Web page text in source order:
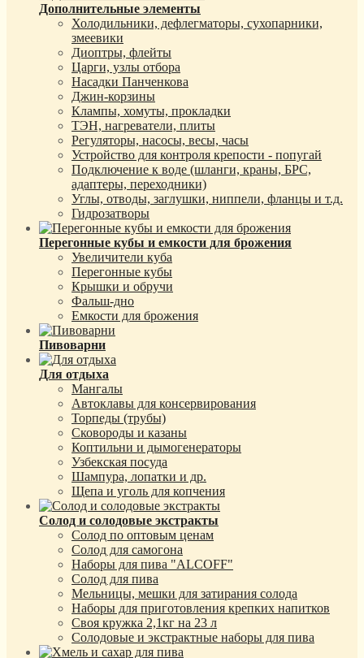
Дополнительные элементы
Холодильники, дефлегматоры, сухопарники,
змеевики
Диоптры, флейты
Царги, узлы отбора
Насадки Панченкова
Джин-корзины
Клампы, хомуты, прокладки
ТЭН, нагреватели, плиты
Регуляторы, насосы, весы, часы
Устройство для контроля крепости - попугай
Подключение к воде (шланги, краны, БРС,
адаптеры, переходники)
Углы, отводы, заглушки, ниппели, фланцы и т.д.
Гидрозатворы
Перегонные кубы и емкости для брожения
Увеличители куба
Перегонные кубы
Крышки и обручи
Фальш-дно
Емкости для брожения
Пивоварни
Для отдыха
Мангалы
Автоклавы для консервирования
Торпеды (трубы)
Сковороды и казаны
Коптильни и дымогенераторы
Узбекская посуда
Шампура, лопатки и др.
Щепа и уголь для копчения
Солод и солодовые экстракты
Солод по оптовым ценам
Солод для самогона
Наборы для пива "ALCOFF"
Солод для пива
Мельницы, мешки для затирания солода
Наборы для приготовления крепких напитков
Своя кружка 2,1кг на 23 л
Солодовые и экстрактные наборы для пива